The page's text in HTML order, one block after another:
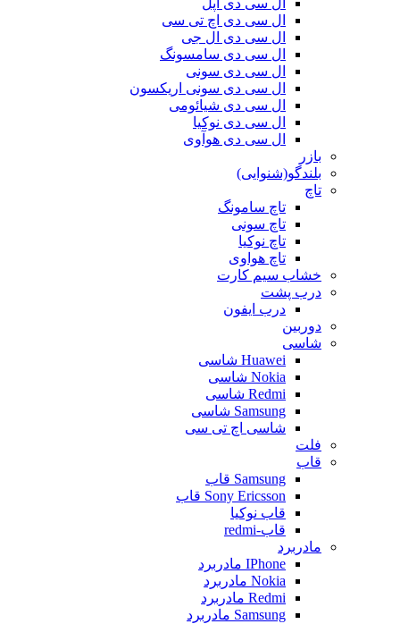
ال سی دی اچ تی سی
ال سی دی ال جی
ال سی دی سامسونگ
ال سی دی سونی
ال سی دی سونی اریکسون
ال سی دی شیائومی
ال سی دی نوکیا
ال سی دی هوآوی
بازر
بلندگو(شنوایی)
تاچ
تاچ سامونگ
تاچ سونی
تاچ نوکیا
تاچ هواوی
خشاب سیم کارت
درب پشت
درب ایفون
دوربین
شاسی
Huawei شاسی
Nokia شاسی
Redmi شاسی
Samsung شاسی
شاسی اچ تی سی
فلت
قاب
Samsung قاب
Sony Ericsson قاب
قاب نوکیا
قاب-redmi
مادربرد
IPhone مادربرد
Nokia مادربرد
Redmi مادربرد
Samsung مادربرد